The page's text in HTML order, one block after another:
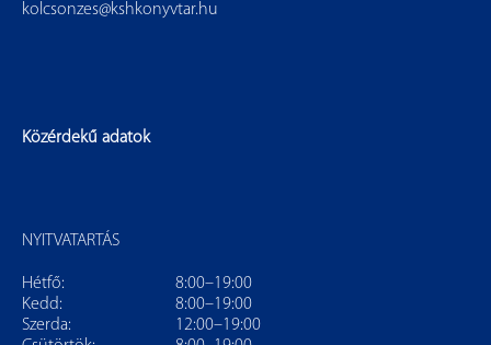
kolcsonzes@kshkonyvtar.hu
Közérdekű adatok
NYITVATARTÁS
Hétfő:
8:00–19:00
Kedd:
8:00–19:00
Szerda:
12:00–19:00